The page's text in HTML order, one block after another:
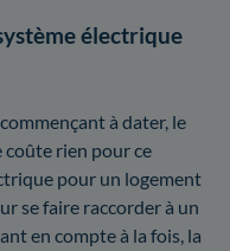
électrique
à dater, le
coûte rien pour ce
pour un logement
se faire raccorder à un
en compte à la fois, la